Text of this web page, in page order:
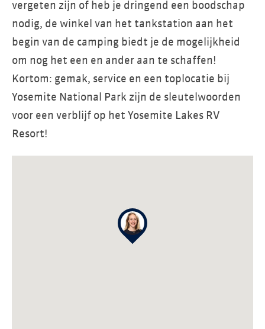
vergeten zijn of heb je dringend een boodschap
nodig, de winkel van het tankstation aan het
begin van de camping biedt je de mogelijkheid
om nog het een en ander aan te schaffen!
Kortom: gemak, service en een toplocatie bij
Yosemite National Park zijn de sleutelwoorden
voor een verblijf op het Yosemite Lakes RV
Resort!